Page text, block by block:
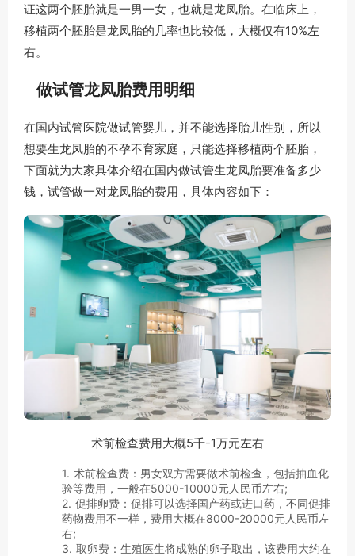
证这两个胚胎就是一男一女，也就是龙凤胎。在临床上，
移植两个胚胎是龙凤胎的几率也比较低，大概仅有10%左
右。
做试管龙凤胎费用明细
在国内试管医院做试管婴儿，并不能选择胎儿性别，所以
想要生龙凤胎的不孕不育家庭，只能选择移植两个胚胎，
下面就为大家具体介绍在国内做试管生龙凤胎要准备多少
钱，试管做一对龙凤胎的费用，具体内容如下：
术前检查费用大概5千-1万元左右
1. 术前检查费：男女双方需要做术前检查，包括抽血化
验等费用，一般在5000-10000元人民币左右;
2. 促排卵费：促排可以选择国产药或进口药，不同促排
药物费用不一样，费用大概在8000-20000元人民币左
右;
3. 取卵费：生殖医生将成熟的卵子取出，该费用大约在